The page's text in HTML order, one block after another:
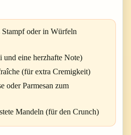
oder in Würfeln
und eine herzhafte Note)
(für extra Cremigkeit)
oder Parmesan zum
Mandeln (für den Crunch)